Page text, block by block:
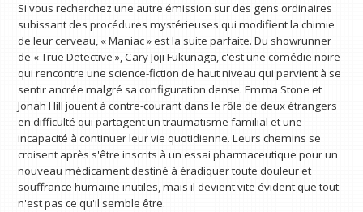
Si vous recherchez une autre émission sur des gens ordinaires
subissant des procédures mystérieuses qui modifient la chimie
de leur cerveau, « Maniac » est la suite parfaite. Du showrunner
de « True Detective », Cary Joji Fukunaga, c'est une comédie noire
qui rencontre une science-fiction de haut niveau qui parvient à se
sentir ancrée malgré sa configuration dense. Emma Stone et
Jonah Hill jouent à contre-courant dans le rôle de deux étrangers
en difficulté qui partagent un traumatisme familial et une
incapacité à continuer leur vie quotidienne. Leurs chemins se
croisent après s'être inscrits à un essai pharmaceutique pour un
nouveau médicament destiné à éradiquer toute douleur et
souffrance humaine inutiles, mais il devient vite évident que tout
n'est pas ce qu'il semble être.